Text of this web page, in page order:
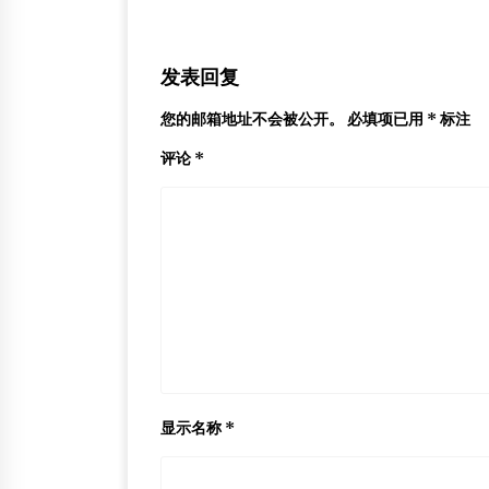
发表回复
您的邮箱地址不会被公开。 必填项已用 * 标注
评论 *
显示名称 *